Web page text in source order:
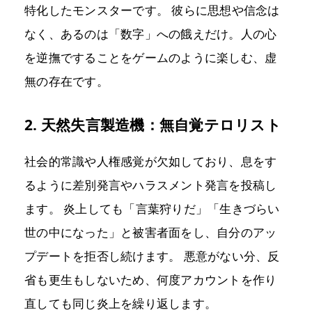
特化したモンスターです。 彼らに思想や信念は
なく、あるのは「数字」への餓えだけ。人の心
を逆撫ですることをゲームのように楽しむ、虚
無の存在です。
2. 天然失言製造機：無自覚テロリスト
社会的常識や人権感覚が欠如しており、息をす
るように差別発言やハラスメント発言を投稿し
ます。 炎上しても「言葉狩りだ」「生きづらい
世の中になった」と被害者面をし、自分のアッ
プデートを拒否し続けます。 悪意がない分、反
省も更生もしないため、何度アカウントを作り
直しても同じ炎上を繰り返します。